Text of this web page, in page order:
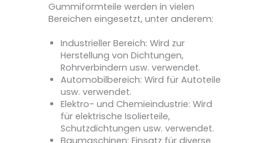
Gummiformteile werden in vielen
Bereichen eingesetzt, unter anderem:
Industrieller Bereich: Wird zur
Herstellung von Dichtungen,
Rohrverbindern usw. verwendet.
Automobilbereich: Wird für Autoteile
usw. verwendet.
Elektro- und Chemieindustrie: Wird
für elektrische Isolierteile,
Schutzdichtungen usw. verwendet.